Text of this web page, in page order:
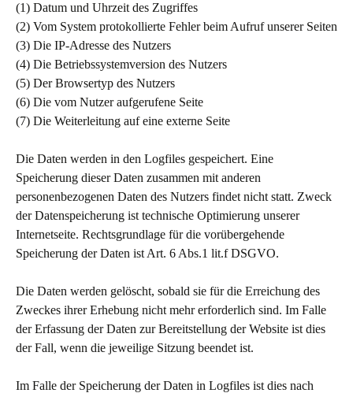
(1) Datum und Uhrzeit des Zugriffes
(2) Vom System protokollierte Fehler beim Aufruf unserer Seiten
(3) Die IP-Adresse des Nutzers
(4) Die Betriebssystemversion des Nutzers
(5) Der Browsertyp des Nutzers
(6) Die vom Nutzer aufgerufene Seite
(7) Die Weiterleitung auf eine externe Seite
Die Daten werden in den Logfiles gespeichert. Eine
Speicherung dieser Daten zusammen mit anderen
personenbezogenen Daten des Nutzers findet nicht statt. Zweck
der Datenspeicherung ist technische Optimierung unserer
Internetseite. Rechtsgrundlage für die vorübergehende
Speicherung der Daten ist Art. 6 Abs.1 lit.f DSGVO.
Die Daten werden gelöscht, sobald sie für die Erreichung des
Zweckes ihrer Erhebung nicht mehr erforderlich sind. Im Falle
der Erfassung der Daten zur Bereitstellung der Website ist dies
der Fall, wenn die jeweilige Sitzung beendet ist.
Im Falle der Speicherung der Daten in Logfiles ist dies nach